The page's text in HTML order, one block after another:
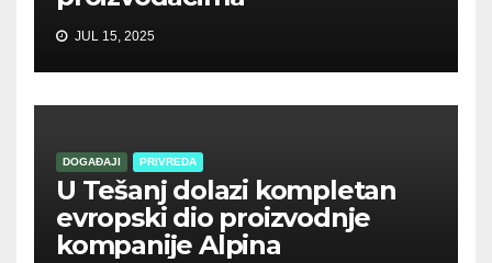
JUL 15, 2025
DOGAĐAJI PRIVREDA
U Tešanj dolazi kompletan
evropski dio proizvodnje
kompanije Alpina